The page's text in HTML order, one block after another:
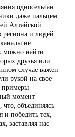
односельчан
даже пальцем
Алтайской
и людей
не
можно найти
друзья или
случае важен
рукой на свое
примеры
момент
объединяясь
и победить тех,
заставляя нас